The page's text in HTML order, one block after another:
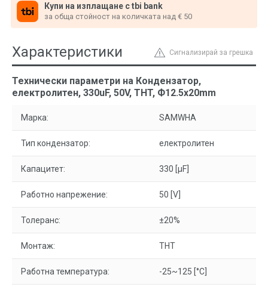
Купи на изплащане с tbi bank
за обща стойност на количката над € 50
Сигнализирай за грешка
Характеристики
Технически параметри на Кондензатор,
електролитен, 330uF, 50V, THT, Ф12.5x20mm
Марка: SAMWHA
Тип кондензатор: електролитен
Капацитет: 330 [µF]
Работно напрежение: 50 [V]
Толеранс: ±20%
Монтаж: THT
Работна температура: -25~125 [°C]